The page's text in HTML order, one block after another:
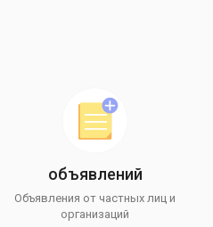
объявлений
Объявления от частных лиц и
организаций